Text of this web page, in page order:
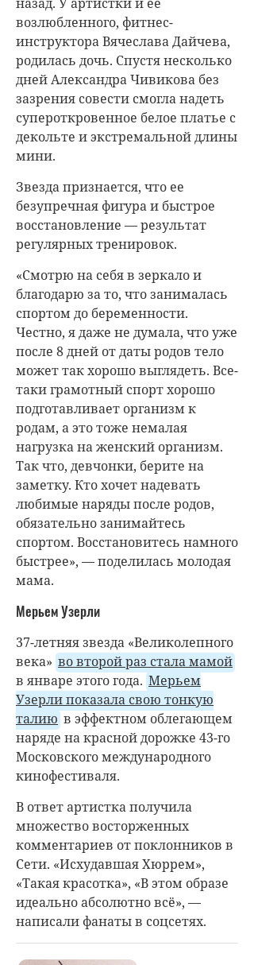
возлюбленного, фитнес-
инструктора Вячеслава Дайчева,
родилась дочь. Спустя несколько
дней Александра Чивикова без
зазрения совести смогла надеть
супероткровенное белое платье с
декольте и экстремальной длины
мини.
Звезда признается, что ее
безупречная фигура и быстрое
восстановление — результат
регулярных тренировок.
«Смотрю на себя в зеркало и
благодарю за то, что занималась
спортом до беременности.
Честно, я даже не думала, что уже
после 8 дней от даты родов тело
может так хорошо выглядеть. Все-
таки грамотный спорт хорошо
подготавливает организм к
родам, а это тоже немалая
нагрузка на женский организм.
Так что, девчонки, берите на
заметку. Кто хочет надевать
любимые наряды после родов,
обязательно занимайтесь
спортом. Восстановитесь намного
быстрее», — поделилась молодая
мама.
Мерьем Узерли
37-летняя звезда «Великолепного
века» во второй раз стала мамой
в январе этого года. Мерьем
Узерли показала свою тонкую
талию в эффектном облегающем
наряде на красной дорожке 43-го
Московского международного
кинофестиваля.
В ответ артистка получила
множество восторженных
комментариев от поклонников в
Сети. «Исхудавшая Хюррем»,
«Такая красотка», «В этом образе
идеально абсолютно всё», —
написали фанаты в соцсетях.